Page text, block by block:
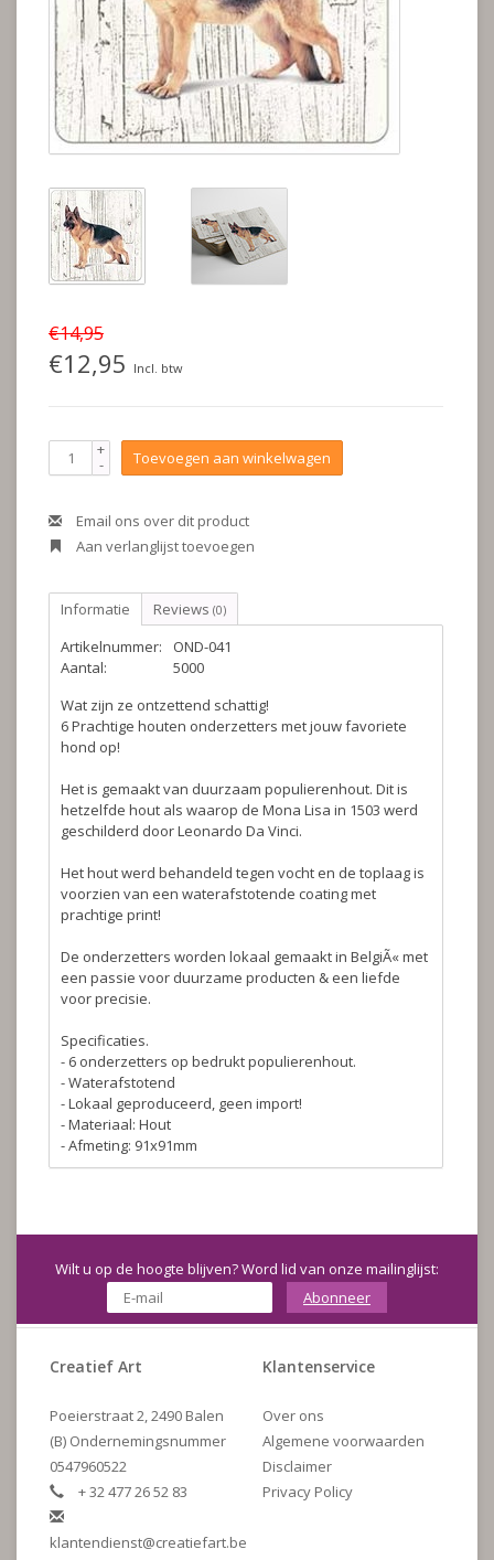
€14,95
€12,95 Incl. btw
+
- Toevoegen aan winkelwagen
Email ons over dit product
Aan verlanglijst toevoegen
Informatie Reviews (0)
Artikelnummer:
OND-041
Aantal:
5000
Wat zijn ze ontzettend schattig!
6 Prachtige houten onderzetters met jouw favoriete
hond op!
Het is gemaakt van duurzaam populierenhout. Dit is
hetzelfde hout als waarop de Mona Lisa in 1503 werd
geschilderd door Leonardo Da Vinci.
Het hout werd behandeld tegen vocht en de toplaag is
voorzien van een waterafstotende coating met
prachtige print!
De onderzetters worden lokaal gemaakt in BelgiÃ« met
een passie voor duurzame producten & een liefde
voor precisie.
Specificaties.
- 6 onderzetters op bedrukt populierenhout.
- Waterafstotend
- Lokaal geproduceerd, geen import!
- Materiaal: Hout
- Afmeting: 91x91mm
Wilt u op de hoogte blijven? Word lid van onze mailinglijst:
Abonneer
Creatief Art
Poeierstraat 2, 2490 Balen
(B) Ondernemingsnummer
0547960522
+ 32 477 26 52 83
klantendienst@creatiefart.be
Klantenservice
Over ons
Algemene voorwaarden
Disclaimer
Privacy Policy